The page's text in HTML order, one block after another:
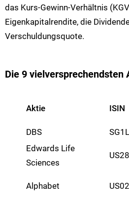
das Kurs-Gewinn-Verhältnis
Eigenkapitalrendite, die
Verschuldungsquote.
Die 9 vielversprechendsten
Aktie ISIN
DBS
Edwards Life
Sciences
Alphabet